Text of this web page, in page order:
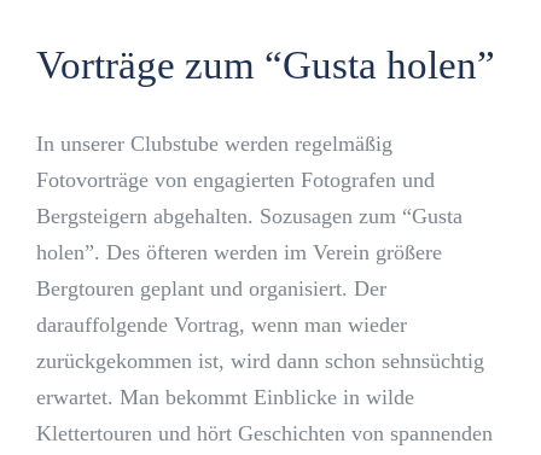
Vorträge zum “Gusta holen”
In unserer Clubstube werden regelmäßig
Fotovorträge von engagierten Fotografen und
Bergsteigern abgehalten. Sozusagen zum “Gusta
holen”. Des öfteren werden im Verein größere
Bergtouren geplant und organisiert. Der
darauffolgende Vortrag, wenn man wieder
zurückgekommen ist, wird dann schon sehnsüchtig
erwartet. Man bekommt Einblicke in wilde
Klettertouren und hört Geschichten von spannenden